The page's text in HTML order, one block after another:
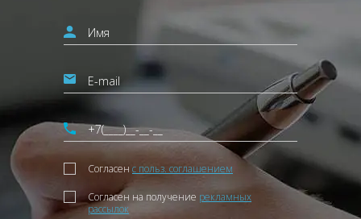
Согласен с польз. соглашением
Согласен на получение рекламных
рассылок